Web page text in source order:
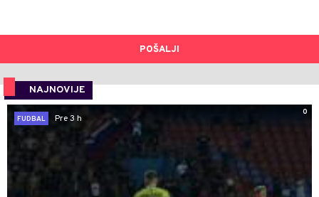
POŠALJI
NAJNOVIJE
0
FUDBAL
Pre 3 h